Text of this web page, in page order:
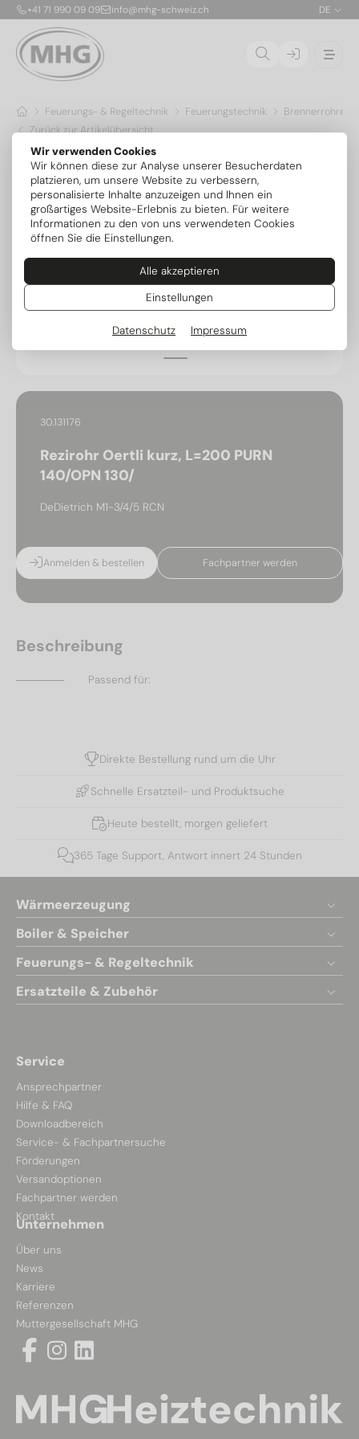
Wir verwenden Cookies
Wir können diese zur Analyse unserer Besucherdaten
platzieren, um unsere Website zu verbessern,
personalisierte Inhalte anzuzeigen und Ihnen ein
großartiges Website-Erlebnis zu bieten. Für weitere
Informationen zu den von uns verwendeten Cookies
öffnen Sie die Einstellungen.
Alle akzeptieren
Einstellungen
Datenschutz Impressum
+41 71 990 09 09 info@mhg-schweiz.ch DE
Feuerungs- & Regeltechnik Feuerungstechnik
Brennerrohre &
Zurück zur Artikelübersicht
30.131176
Rezirohr Oertli kurz, L=200 PURN
140/OPN 130/
DeDietrich M1-3/4/5 RCN
Anmelden & bestellen Fachpartner werden
Beschreibung
Passend für:
Direkte Bestellung rund um die Uhr
Schnelle Ersatzteil- und Produktsuche
Heute bestellt, morgen geliefert
365 Tage Support, Antwort innert 24 Stunden
Wärmeerzeugung
Boiler & Speicher
Feuerungs- & Regeltechnik
Ersatzteile & Zubehör
Service
Ansprechpartner
Hilfe & FAQ
Downloadbereich
Service- & Fachpartnersuche
Förderungen
Versandoptionen
Fachpartner werden
Kontakt
Unternehmen
Über uns
News
Karriere
Referenzen
Muttergesellschaft MHG